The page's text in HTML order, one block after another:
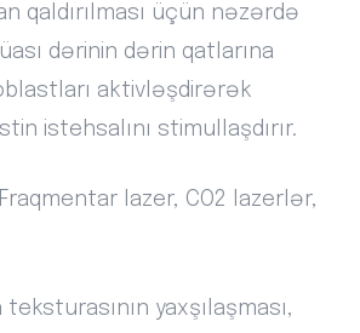
qaldırılması üçün nəzərdə
dərinin dərin qatlarına
aktivləşdirərək
istehsalını stimullaşdırır.
lazer, CO2 lazerlər,
yaxşılaşması,